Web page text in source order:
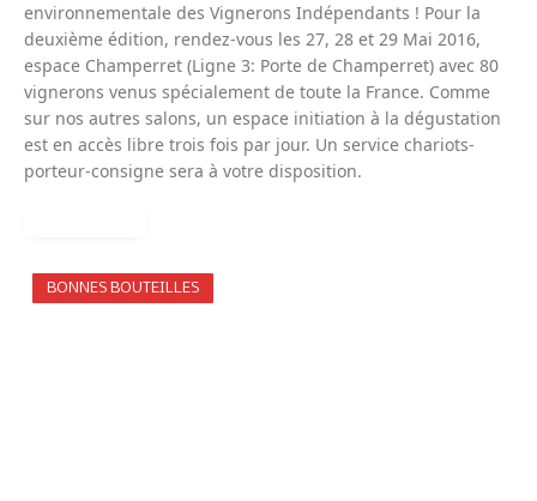
environnementale des Vignerons Indépendants ! Pour la
deuxième édition, rendez-vous les 27, 28 et 29 Mai 2016,
espace Champerret (Ligne 3: Porte de Champerret) avec 80
vignerons venus spécialement de toute la France. Comme
sur nos autres salons, un espace initiation à la dégustation
est en accès libre trois fois par jour. Un service chariots-
porteur-consigne sera à votre disposition.
BONNES BOUTEILLES